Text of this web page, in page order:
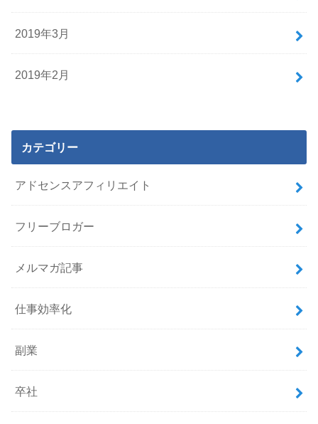
2019年3月
2019年2月
カテゴリー
アドセンスアフィリエイト
フリーブロガー
メルマガ記事
仕事効率化
副業
卒社